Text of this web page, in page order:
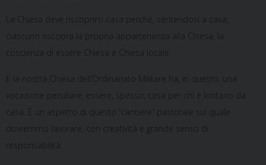
La Chiesa deve riscoprirsi casa perché, sentendosi a casa,
ciascuno riscopra la propria appartenenza alla Chiesa, la
coscienza di essere Chiesa e Chiesa locale.
E la nostra Chiesa dell’Ordinariato Militare ha, in questo, una
vocazione peculiare: essere, spesso, casa per chi è lontano da
casa. È un aspetto di questo “cantiere” pastorale sul quale
dovremmo lavorare, con creatività e grande senso di
responsabilità.